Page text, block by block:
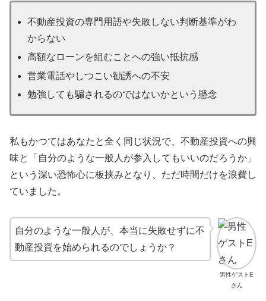
不動産投資の専門用語や失敗しない判断基準がわ
からない
高額なローンを組むことへの強い抵抗感
営業電話やしつこい勧誘への不安
勉強しても騙されるのではないかという懸念
私もかつてはあなたと全く同じ状況で、不動産投資への興
味と「自分のような一般人が参入してもいいのだろうか」
という深い恐怖心に板挟みとなり、ただ時間だけを浪費し
ていました。
男性ゲストE
さん
自分のような一般人が、本当に失敗せずに不
動産投資を始められるのでしょうか？